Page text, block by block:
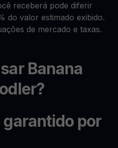
receberá pode diferir
do valor estimado exibido.
de mercado e taxas.
Banana
garantido por